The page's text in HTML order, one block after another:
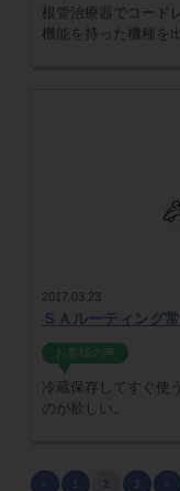
根管治療器でコード
機能を持った機種を
2017.03.23
ＳＡルーティング
お客様の声
冷蔵保存してすぐ使
のが欲しい。
« 1 2 3 »